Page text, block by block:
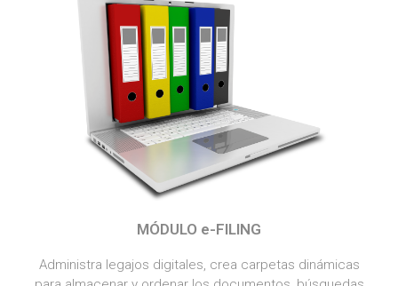
MÓDULO e-FILING
Administra legajos digitales, crea carpetas dinámicas